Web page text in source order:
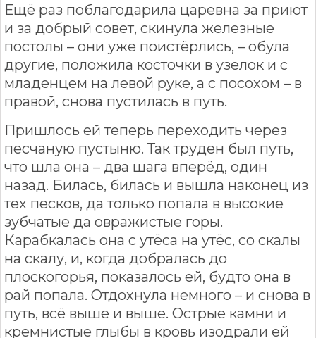
Ещё раз поблагодарила царевна за приют
и за добрый совет, скинула железные
постолы – они уже поистёрлись, – обула
другие, положила косточки в узелок и с
младенцем на левой руке, а с посохом – в
правой, снова пустилась в путь.
Пришлось ей теперь переходить через
песчаную пустыню. Так труден был путь,
что шла она – два шага вперёд, один
назад. Билась, билась и вышла наконец из
тех песков, да только попала в высокие
зубчатые да овражистые горы.
Карабкалась она с утёса на утёс, со скалы
на скалу, и, когда добралась до
плоскогорья, показалось ей, будто она в
рай попала. Отдохнула немного – и снова в
путь, всё выше и выше. Острые камни и
кремнистые глыбы в кровь изодрали ей